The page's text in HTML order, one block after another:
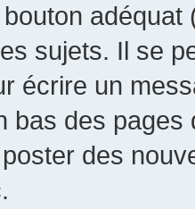
sujets. Il se
écrire un
bas des
poster des